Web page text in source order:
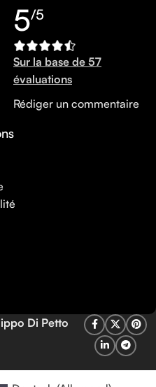
5/5
Sur la base de 57
évaluations
Rédiger un commentaire
Di Petto